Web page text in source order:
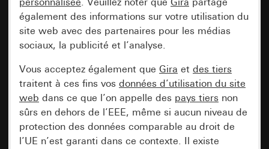
également des informations sur votre utilisation du
site web avec des partenaires pour les médias
sociaux, la publicité et l’analyse.
Vous acceptez également que Gira et des tiers
traitent à ces fins vos données d’utilisation du site
web dans ce que l’on appelle des pays tiers non
sûrs en dehors de l’EEE, même si aucun niveau de
protection des données comparable au droit de
l’UE n’est garanti dans ce contexte. Il existe